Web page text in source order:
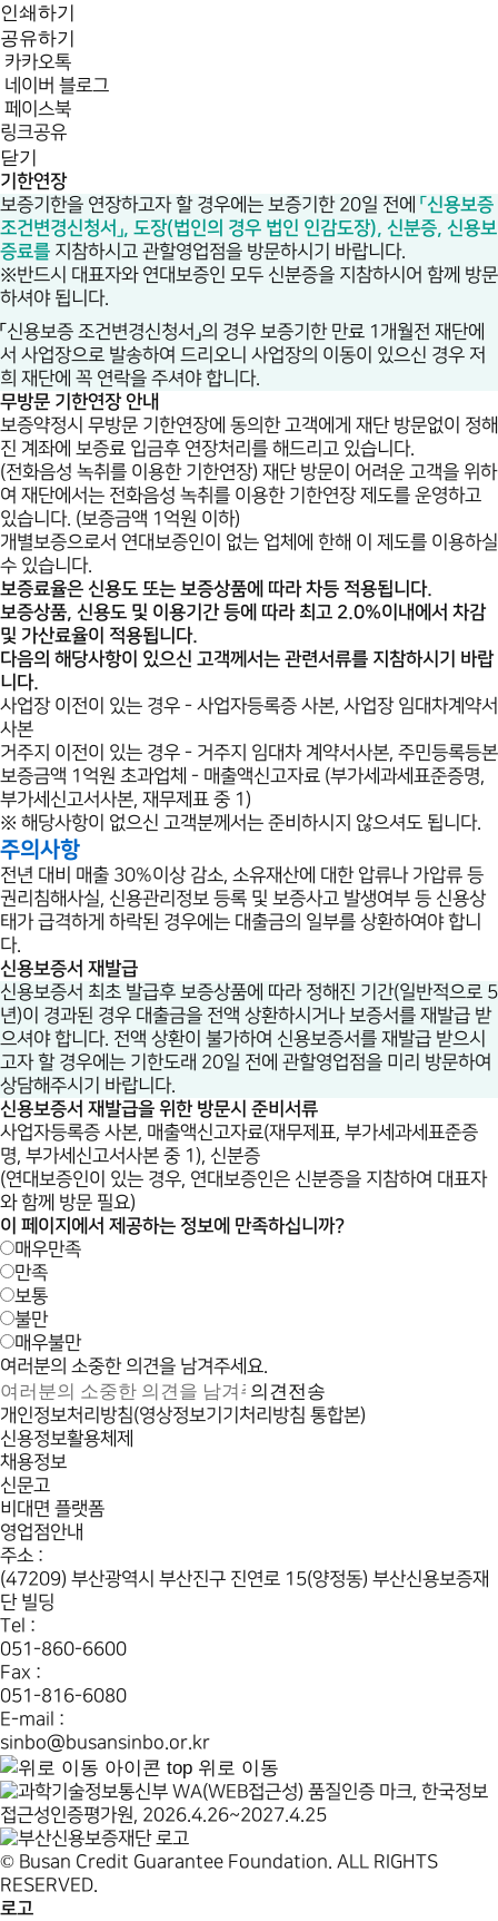
인쇄하기
공유하기
카카오톡
네이버 블로그
페이스북
링크공유
닫기
기한연장
보증기한을 연장하고자 할 경우에는 보증기한 20일 전에 「신용보증
조건변경신청서」, 도장(법인의 경우 법인 인감도장), 신분증, 신용보
증료를 지참하시고 관할영업점을 방문하시기 바랍니다.
※반드시 대표자와 연대보증인 모두 신분증을 지참하시어 함께 방문
하셔야 됩니다.
「신용보증 조건변경신청서」의 경우 보증기한 만료 1개월전 재단에
서 사업장으로 발송하여 드리오니 사업장의 이동이 있으신 경우 저
희 재단에 꼭 연락을 주셔야 합니다.
무방문 기한연장 안내
보증약정시 무방문 기한연장에 동의한 고객에게 재단 방문없이 정해
진 계좌에 보증료 입금후 연장처리를 해드리고 있습니다.
(전화음성 녹취를 이용한 기한연장) 재단 방문이 어려운 고객을 위하
여 재단에서는 전화음성 녹취를 이용한 기한연장 제도를 운영하고
있습니다. (보증금액 1억원 이하)
개별보증으로서 연대보증인이 없는 업체에 한해 이 제도를 이용하실
수 있습니다.
보증료율은 신용도 또는 보증상품에 따라 차등 적용됩니다.
보증상품, 신용도 및 이용기간 등에 따라 최고 2.0%이내에서 차감
및 가산료율이 적용됩니다.
다음의 해당사항이 있으신 고객께서는 관련서류를 지참하시기 바랍
니다.
사업장 이전이 있는 경우 - 사업자등록증 사본, 사업장 임대차계약서
사본
거주지 이전이 있는 경우 - 거주지 임대차 계약서사본, 주민등록등본
보증금액 1억원 초과업체 - 매출액신고자료 (부가세과세표준증명,
부가세신고서사본, 재무제표 중 1)
※ 해당사항이 없으신 고객분께서는 준비하시지 않으셔도 됩니다.
주의사항
전년 대비 매출 30%이상 감소, 소유재산에 대한 압류나 가압류 등
권리침해사실, 신용관리정보 등록 및 보증사고 발생여부 등 신용상
태가 급격하게 하락된 경우에는 대출금의 일부를 상환하여야 합니
다.
신용보증서 재발급
신용보증서 최초 발급후 보증상품에 따라 정해진 기간(일반적으로 5
년)이 경과된 경우 대출금을 전액 상환하시거나 보증서를 재발급 받
으셔야 합니다. 전액 상환이 불가하여 신용보증서를 재발급 받으시
고자 할 경우에는 기한도래 20일 전에 관할영업점을 미리 방문하여
상담해주시기 바랍니다.
신용보증서 재발급을 위한 방문시 준비서류
사업자등록증 사본, 매출액신고자료(재무제표, 부가세과세표준증
명, 부가세신고서사본 중 1), 신분증
(연대보증인이 있는 경우, 연대보증인은 신분증을 지참하여 대표자
와 함께 방문 필요)
이 페이지에서 제공하는 정보에 만족하십니까?
매우만족
만족
보통
불만
매우불만
여러분의 소중한 의견을 남겨주세요.
의견전송
개인정보처리방침(영상정보기기처리방침 통합본)
신용정보활용체제
채용정보
신문고
비대면 플랫폼
영업점안내
주소 :
(47209) 부산광역시 부산진구 진연로 15(양정동) 부산신용보증재
단 빌딩
Tel :
051-860-6600
Fax :
051-816-6080
E-mail :
sinbo@busansinbo.or.kr
top 위로 이동
© Busan Credit Guarantee Foundation. ALL RIGHTS
RESERVED.
로고